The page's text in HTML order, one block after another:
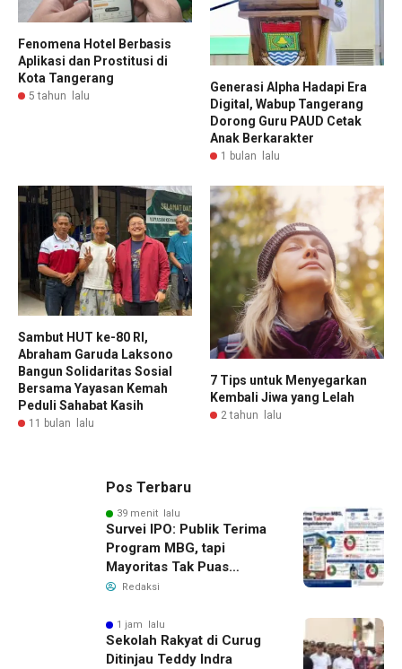
Fenomena Hotel Berbasis
Aplikasi dan Prostitusi di
Kota Tangerang
5 tahun lalu
Generasi Alpha Hadapi Era
Digital, Wabup Tangerang
Dorong Guru PAUD Cetak
Anak Berkarakter
1 bulan lalu
Sambut HUT ke-80 RI,
Abraham Garuda Laksono
Bangun Solidaritas Sosial
Bersama Yayasan Kemah
Peduli Sahabat Kasih
11 bulan lalu
7 Tips untuk Menyegarkan
Kembali Jiwa yang Lelah
2 tahun lalu
Pos Terbaru
39 menit lalu
Survei IPO: Publik Terima
Program MBG, tapi
Mayoritas Tak Puas
dengan Pengelolaannya
Redaksi
1 jam lalu
Sekolah Rakyat di Curug
Ditinjau Teddy Indra